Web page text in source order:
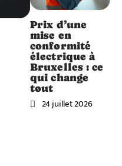
Prix d’une
mise en
conformité
électrique à
Bruxelles : ce
qui change
tout
24 juillet 2026